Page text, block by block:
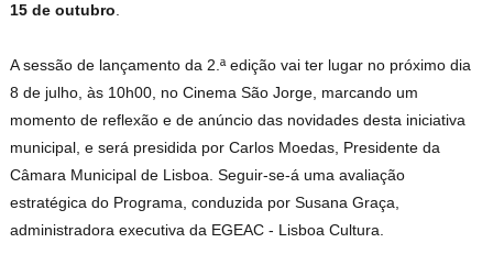
15 de outubro.
A sessão de lançamento da 2.ª edição vai ter lugar no próximo dia
8 de julho, às 10h00, no Cinema São Jorge, marcando um
momento de reflexão e de anúncio das novidades desta iniciativa
municipal, e será presidida por Carlos Moedas, Presidente da
Câmara Municipal de Lisboa. Seguir-se-á uma avaliação
estratégica do Programa, conduzida por Susana Graça,
administradora executiva da EGEAC - Lisboa Cultura.